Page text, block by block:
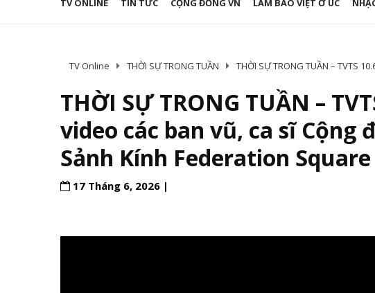
TV ONLINE TIN TỨC CỘNG ĐỒNG VN LÀM BÁO VIỆT Ở ÚC
TV Online THỜI SỰ TRONG TUẦN THỜI SỰ TRONG TUẦN – TVTS
THỜI SỰ TRONG TUẦN –
video các ban vũ, ca sĩ
Sảnh Kính Federation
17 Tháng 6, 2026 |